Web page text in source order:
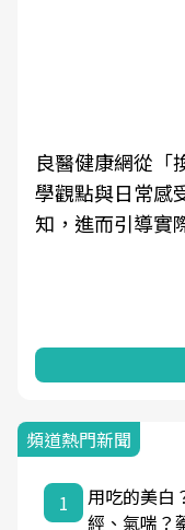
良醫健康網從「
學觀點與日常感
知，進而引導實
頻道熱門新聞
1
用吃的美白
經、氣喘？